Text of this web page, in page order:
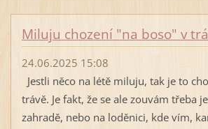
Miluju chození "na boso" v
24.06.2025 15:08
Jestli něco na létě miluju, tak je to
trávě. Je fakt, že se ale zouvám třeba
zahradě, nebo na loděnici, kde vím,